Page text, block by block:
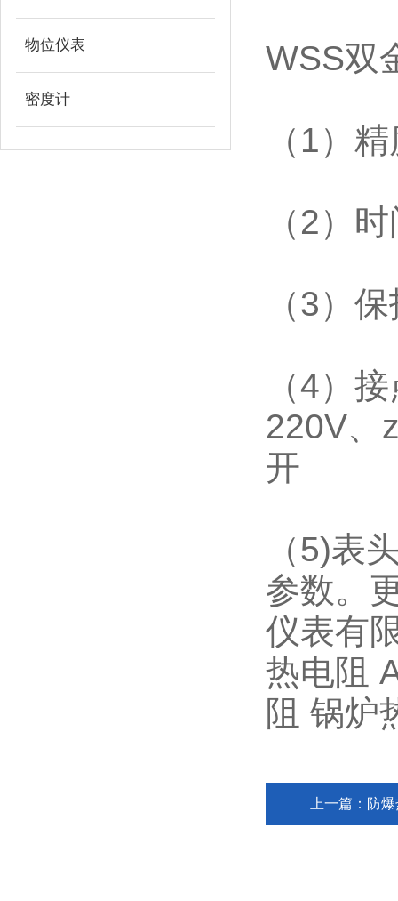
物位仪表
密度计
WSS双
（ 1）
（2）
（3）
（4）
220V、
开
（5)表
参数。
仪表有
热电阻
阻 锅炉
上一篇： 防